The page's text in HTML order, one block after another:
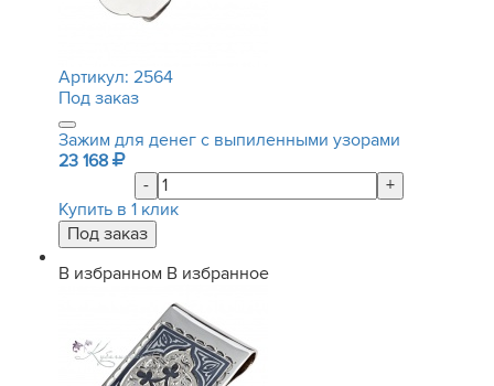
Артикул: 2564
Под заказ
Зажим для денег с выпиленными узорами
23 168
-
+
Купить в 1 клик
В избранном В избранное